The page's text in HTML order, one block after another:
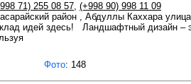
71) 255 08 57, (+998 90) 998 11 09
район , Абдуллы Каххара
идей здесь! Ландшафтный дизайн –
Фото: 148